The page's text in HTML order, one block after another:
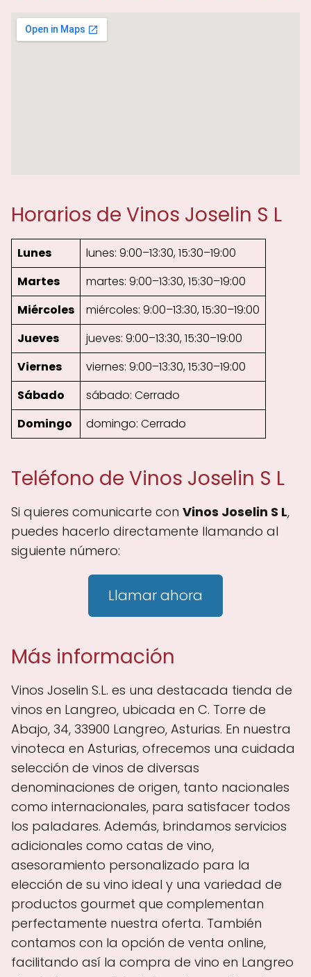
Horarios de Vinos Joselin S L
Lunes
lunes: 9:00–13:30, 15:30–19:00
Martes
martes: 9:00–13:30, 15:30–19:00
Miércoles
miércoles: 9:00–13:30, 15:30–19:00
Jueves
jueves: 9:00–13:30, 15:30–19:00
Viernes
viernes: 9:00–13:30, 15:30–19:00
Sábado
sábado: Cerrado
Domingo
domingo: Cerrado
Teléfono de Vinos Joselin S L
Si quieres comunicarte con Vinos Joselin S L,
puedes hacerlo directamente llamando al
siguiente número:
Llamar ahora
Más información
Vinos Joselin S.L. es una destacada tienda de
vinos en Langreo, ubicada en C. Torre de
Abajo, 34, 33900 Langreo, Asturias. En nuestra
vinoteca en Asturias, ofrecemos una cuidada
selección de vinos de diversas
denominaciones de origen, tanto nacionales
como internacionales, para satisfacer todos
los paladares. Además, brindamos servicios
adicionales como catas de vino,
asesoramiento personalizado para la
elección de su vino ideal y una variedad de
productos gourmet que complementan
perfectamente nuestra oferta. También
contamos con la opción de venta online,
facilitando así la compra de vino en Langreo